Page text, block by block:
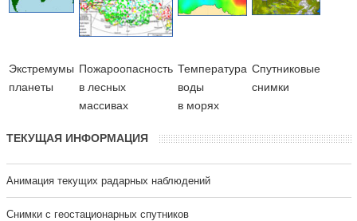
Экстремумы
планеты
Пожароопасность
в лесных
массивах
Температура
воды
в морях
Cпутниковые
снимки
ТЕКУЩАЯ ИНФОРМАЦИЯ
Анимация текущих радарных наблюдений
Cнимки с геостационарных спутников